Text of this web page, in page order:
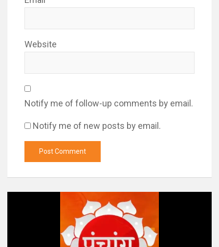
Website
Notify me of follow-up comments by email.
Notify me of new posts by email.